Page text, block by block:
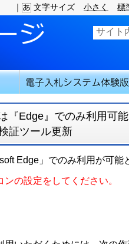
｜ 文字サイズ 小さく 標
『Edge』でのみ利用可
証ツール更新
Edge」でのみ利用が可能
ンの設定をしてください。